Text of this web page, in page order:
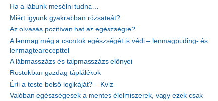
Ha a lábunk mesélni tudna…
Miért igyunk gyakrabban rózsateát?
Az olvasás pozitívan hat az egészségre?
A lenmag még a csontok egészségét is védi – lenmagpuding- és
lenmagtearecepttel
A lábmasszázs és talpmasszázs előnyei
Rostokban gazdag táplálékok
Érti a teste belső logikáját? – Kvíz
Valóban egészségesek a mentes élelmiszerek, vagy ezek csak